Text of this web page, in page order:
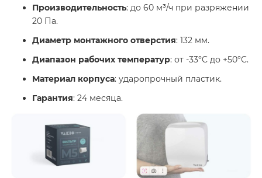
Производительность: до 60 м³/ч при разряжении
20 Па.
Диаметр монтажного отверстия: 132 мм.
Диапазон рабочих температур: от -33°C до +50°C.
Материал корпуса: ударопрочный пластик.
Гарантия: 24 месяца.​